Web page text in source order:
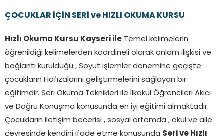
ÇOCUKLAR İÇİN SERİ ve HIZLI OKUMA KURSU
Hızlı Okuma Kursu Kayseri ile Temel kelimelerin
öğrenildiği kelimelerden koordineli olarak anlam ilişkisi ve
bağlantı kurulduğu , Soyut işlemler dönemine geçişte
çocukların Hafızalarını geliştirmelerini sağlayan bir
eğitimdir. Seri Okuma Teknikleri ile İlkokul Öğrencileri Akıcı
ve Doğru Konuşma konusunda en iyi eğitimi almaktadır.
Çocukların iletişim becerisi , sosyal ortamda , okul ve aile
çevresinde kendini ifade etme konusunda Seri ve Hızlı